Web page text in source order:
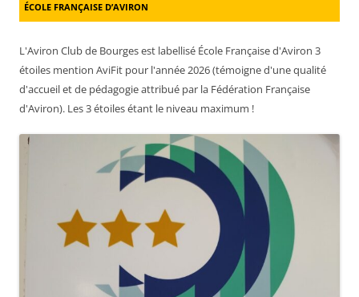
ÉCOLE FRANÇAISE D’AVIRON
L'Aviron Club de Bourges est labellisé École Française d'Aviron 3
étoiles mention AviFit pour l'année 2026 (témoigne d'une qualité
d'accueil et de pédagogie attribué par la Fédération Française
d'Aviron). Les 3 étoiles étant le niveau maximum !